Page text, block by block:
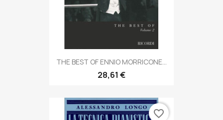
THE BEST OF ENNIO MORRICONE...
28,61 €
favorite_border